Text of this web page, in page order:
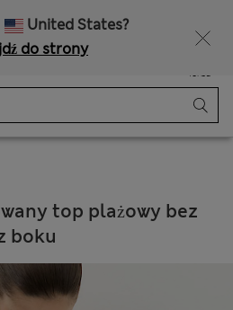
United States?
do strony
Torba
top plażowy bez
boku